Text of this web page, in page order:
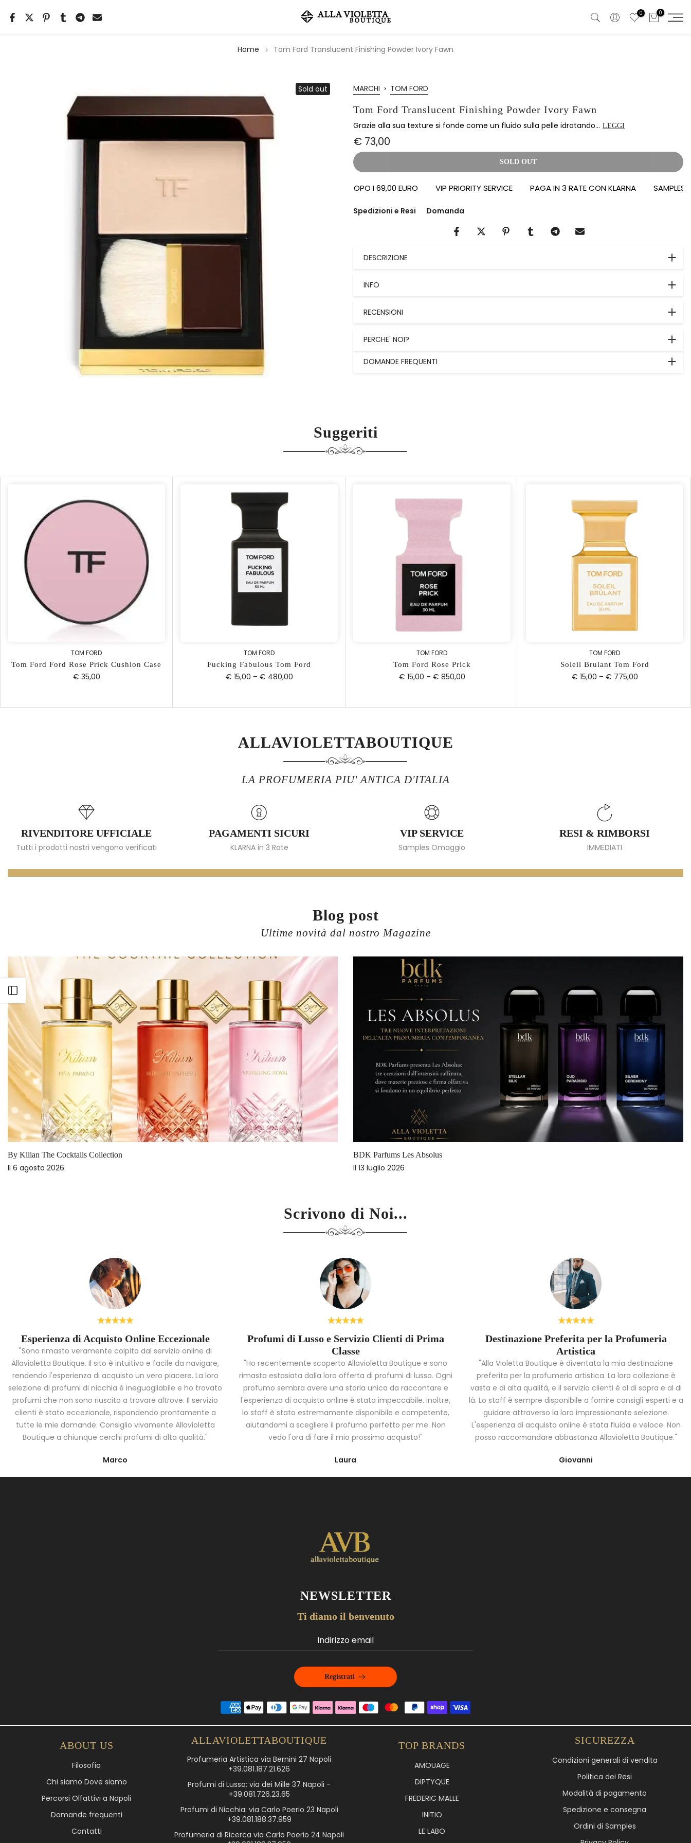
Salta
il
0 0
Home Tom Ford Translucent Finishing Powder Ivory Fawn
Sold out MARCHI › TOM FORD
Tom Ford Translucent Finishing Powder Ivory Fawn
Grazie alla sua texture si fonde come un fluido sulla pelle idratando... LEGGI
€ 73,00
SOLD OUT
SPEDIZIONI OMAGGIO DOPO I 69,00 EURO VIP PRIORITY SERVICE PAGA IN 3 RATE CON KLARNA SAMPLES IN
Spedizioni e Resi Domanda
DESCRIZIONE
INFO
RECENSIONI
PERCHE' NOI?
DOMANDE FREQUENTI
Suggeriti
TOM FORD
Tom Ford Ford Rose Prick Cushion Case
€ 35,00
TOM FORD
Fucking Fabulous Tom Ford
€ 15,00 – € 480,00
TOM FORD
Tom Ford Rose Prick
€ 15,00 – € 850,00
TOM FORD
Soleil Brulant Tom Ford
€ 15,00 – € 775,00
ALLAVIOLETTABOUTIQUE
LA PROFUMERIA PIU' ANTICA D'ITALIA
RIVENDITORE UFFICIALE
Tutti i prodotti nostri vengono verificati
PAGAMENTI SICURI
KLARNA in 3 Rate
VIP SERVICE
Samples Omaggio
RESI & RIMBORSI
IMMEDIATI
Blog post
Ultime novità dal nostro Magazine
By Kilian The Cocktails Collection
Il 6 agosto 2026
BDK Parfums Les Absolus
Il 13 luglio 2026
Scrivono di Noi...
Esperienza di Acquisto Online Eccezionale
"Sono rimasto veramente colpito dal servizio online di
Allavioletta Boutique. Il sito è intuitivo e facile da navigare,
rendendo l'esperienza di acquisto un vero piacere. La loro
selezione di profumi di nicchia è ineguagliabile e ho trovato
profumi che non sono riuscito a trovare altrove. Il servizio
clienti è stato eccezionale, rispondendo prontamente a
tutte le mie domande. Consiglio vivamente Allavioletta
Boutique a chiunque cerchi profumi di alta qualità."
Marco
Profumi di Lusso e Servizio Clienti di Prima
Classe
"Ho recentemente scoperto Allavioletta Boutique e sono
rimasta estasiata dalla loro offerta di profumi di lusso. Ogni
profumo sembra avere una storia unica da raccontare e
l'esperienza di acquisto online è stata impeccabile. Inoltre,
lo staff è stato estremamente disponibile e competente,
aiutandomi a scegliere il profumo perfetto per me. Non
vedo l'ora di fare il mio prossimo acquisto!"
Laura
Destinazione Preferita per la Profumeria
Artistica
"Alla Violetta Boutique è diventata la mia destinazione
preferita per la profumeria artistica. La loro collezione è
vasta e di alta qualità, e il servizio clienti è al di sopra e al di
là. Lo staff è sempre disponibile a fornire consigli esperti e a
guidare attraverso la loro impressionante selezione.
L'esperienza di acquisto online è stata fluida e veloce. Non
posso raccomandare abbastanza Allavioletta Boutique."
Giovanni
NEWSLETTER
Ti diamo il benvenuto
Registrati
ABOUT US
Filosofia
Chi siamo Dove siamo
Percorsi Olfattivi a Napoli
Domande frequenti
Contatti
ALLAVIOLETTABOUTIQUE
Profumeria Artistica via Bernini 27 Napoli
+39.081.187.21.626
Profumi di Lusso: via dei Mille 37 Napoli -
+39.081.726.23.65
Profumi di Nicchia: via Carlo Poerio 23 Napoli
+39.081.188.37.959
Profumeria di Ricerca via Carlo Poerio 24 Napoli
TOP BRANDS
AMOUAGE
DIPTYQUE
FREDERIC MALLE
INITIO
LE LABO
SICUREZZA
Condizioni generali di vendita
Politica dei Resi
Modalità di pagamento
Spedizione e consegna
Ordini di Samples